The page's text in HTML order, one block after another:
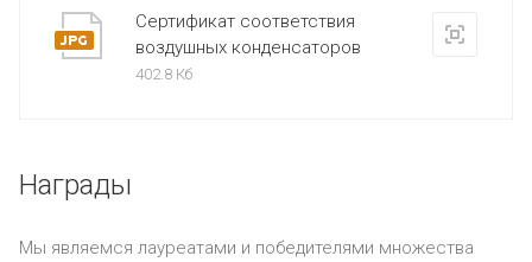
Сертификат соответствия
воздушных конденсаторов
402.8 Кб
Награды
Мы являемся лауреатами и победителями множества